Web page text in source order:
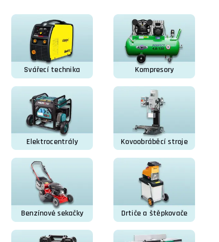
Svářecí technika Kompresory
Elektrocentrály Kovoobráběcí stroje
Benzínové sekačky Drtiče a štěpkovače